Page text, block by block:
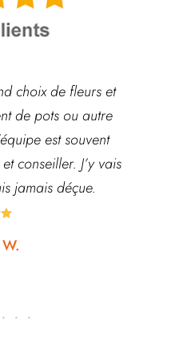
choix de fleurs et
de pots ou autre
est souvent
conseiller. J’y vais
jamais déçue.
